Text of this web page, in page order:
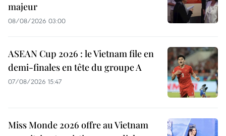
majeur
08/08/2026 03:00
ASEAN Cup 2026 : le Vietnam file en
demi-finales en tête du groupe A
07/08/2026 15:47
Miss Monde 2026 offre au Vietnam